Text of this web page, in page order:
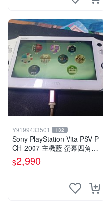
Y9199433501 132
Sony PlayStation Vita PSV P
CH-2007 主機藍 螢幕四角略
暗 可安裝遊戲 系統3.74書
$2,990